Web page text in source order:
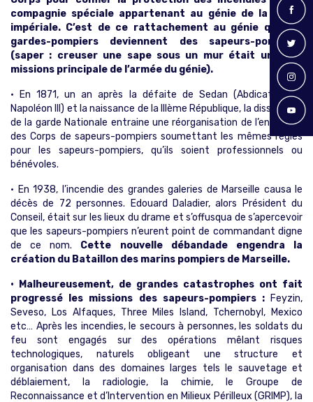
compagnie spéciale appartenant au génie de la garde
impériale. C’est de ce rattachement au génie que les
gardes-pompiers deviennent des sapeurs-pompiers
(saper : creuser une sape sous un mur était une des
missions principale de l’armée du génie).
• En 1871, un an après la défaite de Sedan (Abdication de
Napoléon III) et la naissance de la IIIème République, la dissolution
de la garde Nationale entraine une réorganisation de l’ensemble
des Corps de sapeurs-pompiers soumettant les mêmes règles
pour les sapeurs-pompiers, qu’ils soient professionnels ou
bénévoles.
• En 1938, l’incendie des grandes galeries de Marseille causa le
décès de 72 personnes. Edouard Daladier, alors Président du
Conseil, était sur les lieux du drame et s’offusqua de s’apercevoir
que les sapeurs-pompiers n’eurent point de commandant digne
de ce nom. Cette nouvelle débandade engendra la
création du Bataillon des marins pompiers de Marseille.
• Malheureusement, de grandes catastrophes ont fait
progressé les missions des sapeurs-pompiers :Feyzin,
Seveso, Los Alfaques, Three Miles Island, Tchernobyl, Mexico
etc… Après les incendies, le secours à personnes, les soldats du
feu sont engagés sur des opérations mêlant risques
technologiques, naturels obligeant une structure et
organisation dans des domaines larges tels le sauvetage et
déblaiement, la radiologie, la chimie, le Groupe de
Reconnaissance et d’Intervention en Milieux Périlleux (GRIMP), la